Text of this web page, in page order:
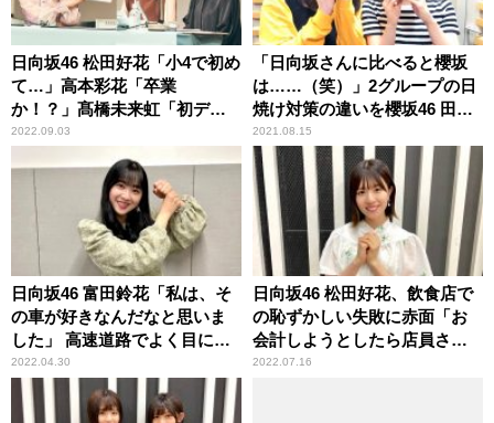
日向坂46 松田好花「小4で初め
て…」高本彩花「卒業
か！？」髙橋未来虹「初デー
ト！」 どこにも出してない
新情報を続々公開の『日向坂
46松田好花の日向坂高校放送
部』公開収録イベントレポー
ト＜前編＞到着！
2022.09.03
「日向坂さんに比べると櫻坂
は……（笑）」2グループの日
焼け対策の違いを櫻坂46 田村
保乃＆尾関梨香が振り返る
2021.08.15
日向坂46 富田鈴花「私は、そ
の車が好きなんだなと思いま
した」 高速道路でよく目につ
く車種を明かす
2022.04.30
日向坂46 松田好花、飲食店で
の恥ずかしい失敗に赤面「お
会計しようとしたら店員さん
が……」
2022.07.16